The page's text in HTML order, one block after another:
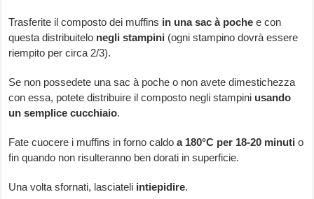
Trasferite il composto dei muffins in una sac à poche e con
questa distribuitelo negli stampini (ogni stampino dovrà essere
riempito per circa 2/3).
Se non possedete una sac à poche o non avete dimestichezza
con essa, potete distribuire il composto negli stampini usando
un semplice cucchiaio.
Fate cuocere i muffins in forno caldoa 180°C per 18-20 minuti o
fin quando non risulteranno ben dorati in superficie.
Una volta sfornati, lasciateli intiepidire.